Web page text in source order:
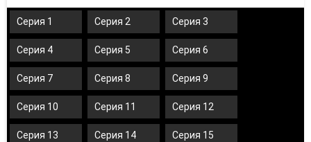
Серия 1 Серия 2 Серия 3
Серия 4 Серия 5 Серия 6
Серия 7 Серия 8 Серия 9
Серия 10 Серия 11 Серия 12
Серия 13 Серия 14 Серия 15